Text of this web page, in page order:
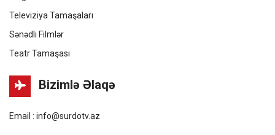
Televiziya Tamaşaları
Sənədli Filmlər
Teatr Tamaşası
Bizimlə Əlaqə
Email : info@surdotv.az